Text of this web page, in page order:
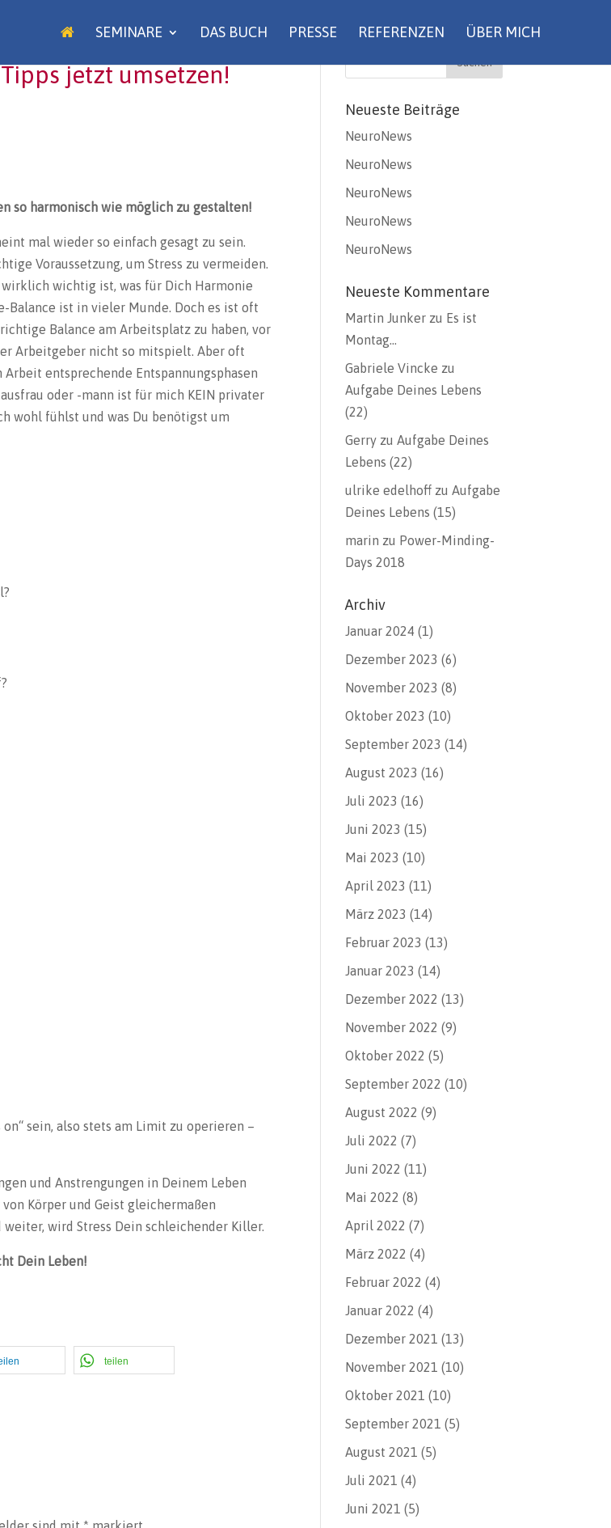
SEMINARE DAS BUCH PRESSE REFERENZEN ÜBER MICH
jetzt umsetzen!
so harmonisch wie möglich zu gestalten!
mal wieder so einfach gesagt zu sein.
Voraussetzung, um Stress zu vermeiden.
wirklich wichtig ist, was für Dich Harmonie
Balance ist in vieler Munde. Doch es ist oft
Balance am Arbeitsplatz zu haben, vor
Arbeitgeber nicht so mitspielt. Aber oft
entsprechende Entspannungsphasen
oder -mann ist für mich KEIN privater
wohl fühlst und was Du benötigst um
sein, also stets am Limit zu operieren –
und Anstrengungen in Deinem Leben
Körper und Geist gleichermaßen
wird Stress Dein schleichender Killer.
Dein Leben!
teilen
Neueste Beiträge
NeuroNews
NeuroNews
NeuroNews
NeuroNews
NeuroNews
Neueste Kommentare
Martin Junker zu Es ist
Montag…
Gabriele Vincke zu
Aufgabe Deines Lebens
(22)
Gerry zuAufgabe Deines
Lebens (22)
ulrike edelhoff zuAufgabe
Deines Lebens (15)
marin zu Power-Minding-
Days 2018
Archiv
Januar 2024 (1)
Dezember 2023 (6)
November 2023 (8)
Oktober 2023 (10)
September 2023 (14)
August 2023 (16)
Juli 2023 (16)
Juni 2023 (15)
Mai 2023 (10)
April 2023 (11)
März 2023 (14)
Februar 2023 (13)
Januar 2023 (14)
Dezember 2022 (13)
November 2022 (9)
Oktober 2022 (5)
September 2022 (10)
August 2022 (9)
Juli 2022 (7)
Juni 2022 (11)
Mai 2022 (8)
April 2022 (7)
März 2022 (4)
Februar 2022 (4)
Januar 2022 (4)
Dezember 2021 (13)
November 2021 (10)
Oktober 2021 (10)
September 2021 (5)
August 2021 (5)
Juli 2021 (4)
Juni 2021 (5)